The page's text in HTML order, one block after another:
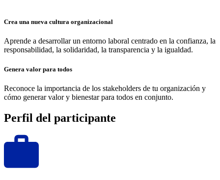
Crea una nueva cultura organizacional
Aprende a desarrollar un entorno laboral centrado en la confianza, la
responsabilidad, la solidaridad, la transparencia y la igualdad.
Genera valor para todos
Reconoce la importancia de los stakeholders de tu organización y
cómo generar valor y bienestar para todos en conjunto.
Perfil del participante